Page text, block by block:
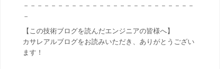
－－－－－－－－－－－－－－－－－－－－－－－－－
－
【この技術ブログを読んだエンジニアの皆様へ】
カサレアルブログをお読みいただき、ありがとうござい
ます！